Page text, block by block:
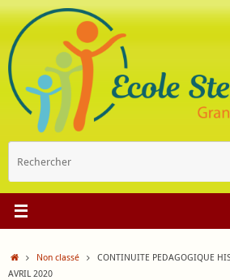
Passer
contenu
AccueilNon classé
CONTINUITE PEDAGOGIQUE
AVRIL 2020